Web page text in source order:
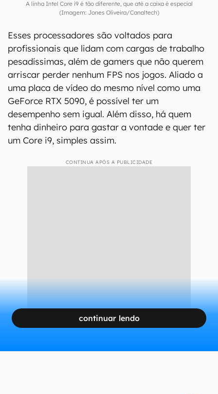
A linha Intel Core i9 é tão diferente, que até a caixa é especial
(Imagem: Jones Oliveira/Canaltech)
Esses processadores são voltados para
profissionais que lidam com cargas de trabalho
pesadíssimas, além de gamers que não querem
arriscar perder nenhum FPS nos jogos. Aliado a
uma placa de vídeo do mesmo nível como uma
GeForce RTX 5090, é possível ter um
desempenho sem igual. Além disso, há quem
tenha dinheiro para gastar a vontade e quer ter
um Core i9, simples assim.
CONTINUA APÓS A PUBLICIDADE
continuar lendo